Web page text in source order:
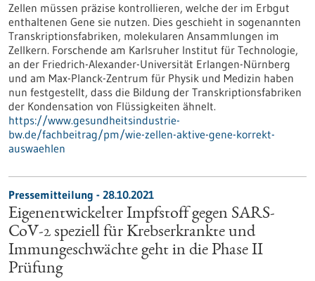
Zellen müssen präzise kontrollieren, welche der im Erbgut
enthaltenen Gene sie nutzen. Dies geschieht in sogenannten
Transkriptionsfabriken, molekularen Ansammlungen im
Zellkern. Forschende am Karlsruher Institut für Technologie,
an der Friedrich-Alexander-Universität Erlangen-Nürnberg
und am Max-Planck-Zentrum für Physik und Medizin haben
nun festgestellt, dass die Bildung der Transkriptionsfabriken
der Kondensation von Flüssigkeiten ähnelt.
https://www.gesundheitsindustrie-
bw.de/fachbeitrag/pm/wie-zellen-aktive-gene-korrekt-
auswaehlen
Pressemitteilung - 28.10.2021
Eigenentwickelter Impfstoff gegen SARS-
CoV-2 speziell für Krebserkrankte und
Immungeschwächte geht in die Phase II
Prüfung